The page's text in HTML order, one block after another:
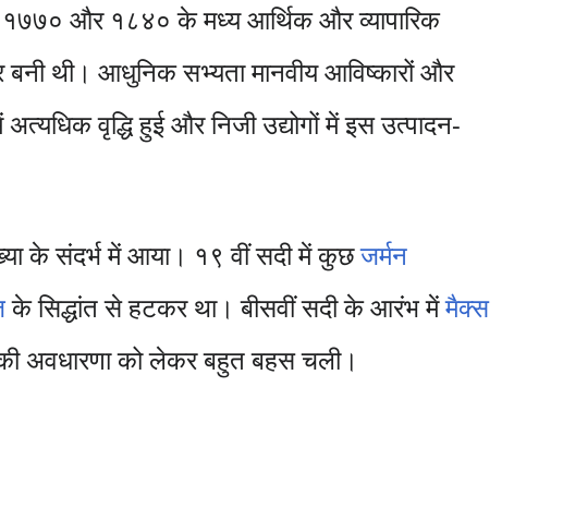
और १८४० के मध्य आर्थिक और व्यापारिक
बनी थी। आधुनिक सभ्यता मानवीय आविष्कारों और
वृद्धि हुई और निजी उद्योगों में इस उत्पादन-
के संदर्भ में आया। १९ वीं सदी में कुछजर्मन
के सिद्धांत से हटकर था। बीसवीं सदी के आरंभ मेंमैक्स
अवधारणा को लेकर बहुत बहस चली।